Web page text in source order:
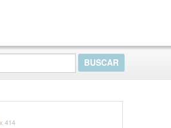
x 414